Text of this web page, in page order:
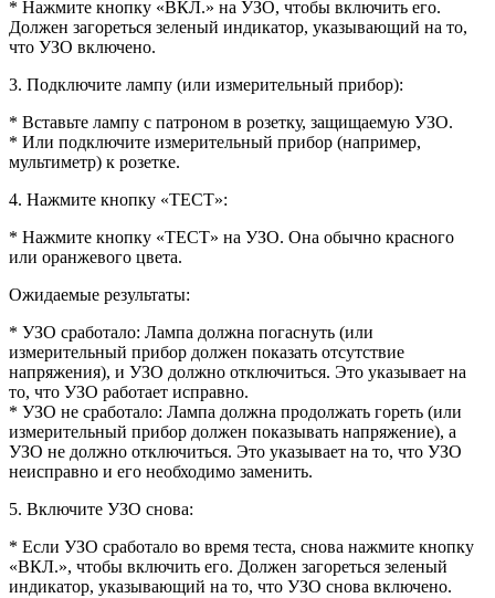
* Нажмите кнопку «ВКЛ.» на УЗО, чтобы включить его.
Должен загореться зеленый индикатор, указывающий на то,
что УЗО включено.
3. Подключите лампу (или измерительный прибор):
* Вставьте лампу с патроном в розетку, защищаемую УЗО.
* Или подключите измерительный прибор (например,
мультиметр) к розетке.
4. Нажмите кнопку «ТЕСТ»:
* Нажмите кнопку «ТЕСТ» на УЗО. Она обычно красного
или оранжевого цвета.
Ожидаемые результаты:
* УЗО сработало: Лампа должна погаснуть (или
измерительный прибор должен показать отсутствие
напряжения), и УЗО должно отключиться. Это указывает на
то, что УЗО работает исправно.
* УЗО не сработало: Лампа должна продолжать гореть (или
измерительный прибор должен показывать напряжение), а
УЗО не должно отключиться. Это указывает на то, что УЗО
неисправно и его необходимо заменить.
5. Включите УЗО снова:
* Если УЗО сработало во время теста, снова нажмите кнопку
«ВКЛ.», чтобы включить его. Должен загореться зеленый
индикатор, указывающий на то, что УЗО снова включено.